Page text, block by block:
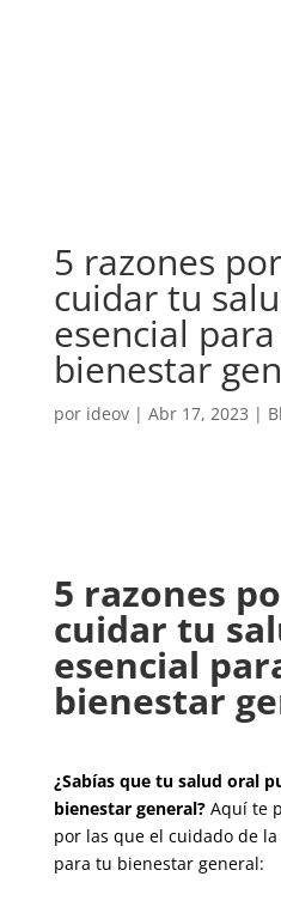
5 razones
cuidar tu
esencial
bienestar
por ideov| Abr 17, 2023 |
5 razones
cuidar tu
esencial
bienestar
¿Sabías que tu salud oral
bienestar general?Aquí te
por las que el cuidado de
para tu bienestar general: